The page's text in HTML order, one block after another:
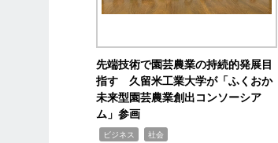
先端技術で園芸農業の持続的発展目
指す 久留米工業大学が「ふくおか
未来型園芸農業創出コンソーシア
ム」参画
ビジネス 社会